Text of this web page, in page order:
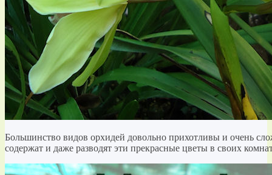
Большинство видов орхидей довольно прихотливы и очень
содержат и даже разводят эти прекрасные цветы в своих